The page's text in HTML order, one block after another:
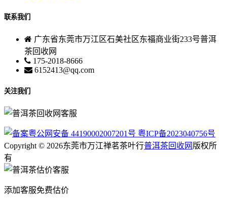
联系我们
广东省东莞市万江区石美社区东福商业街233号普洱
茶回收网
175-2018-8666
6152413@qq.com
关注我们
粤公网安备 44190002007201号 粤ICP备2023040756号
Copyright © 2026东莞市万江禅茗茶叶行普洱茶回收网 版权所
有
添加客服免费估价